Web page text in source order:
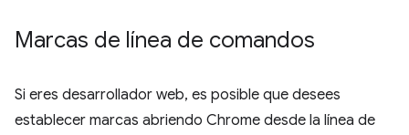
Marcas de línea de comandos
Si eres desarrollador web, es posible que desees
establecer marcas abriendo Chrome desde la línea de